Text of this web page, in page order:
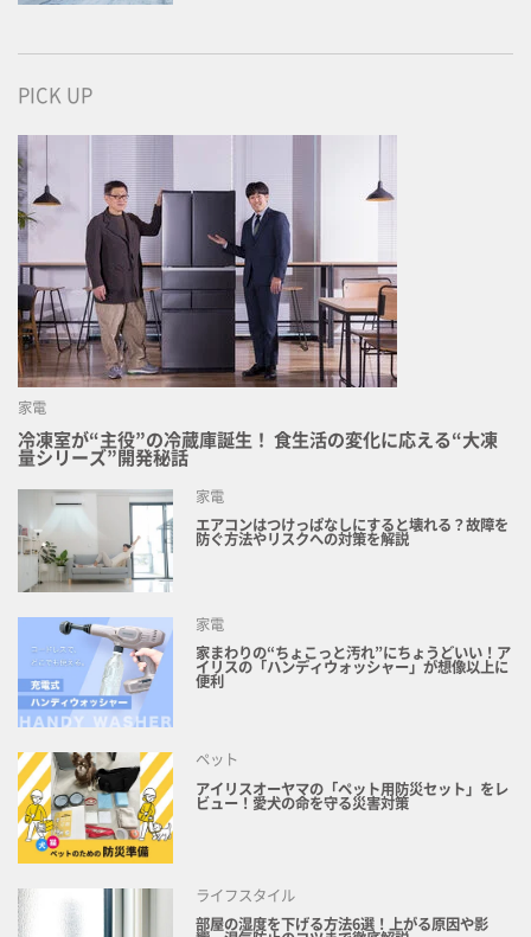
PICK UP
家電
冷凍室が“主役”の冷蔵庫誕生！ 食生活の変化に応える“大凍
量シリーズ”開発秘話
家電
エアコンはつけっぱなしにすると壊れる？故障を
防ぐ方法やリスクへの対策を解説
家電
家まわりの“ちょこっと汚れ”にちょうどいい！ア
イリスの「ハンディウォッシャー」が想像以上に
便利
ペット
アイリスオーヤマの「ペット用防災セット」をレ
ビュー！愛犬の命を守る災害対策
ライフスタイル
部屋の湿度を下げる方法6選！上がる原因や影